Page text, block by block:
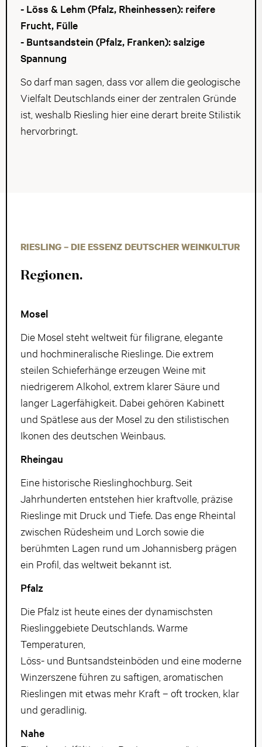
- Löss & Lehm (Pfalz, Rheinhessen): reifere
Frucht, Fülle
- Buntsandstein (Pfalz, Franken): salzige
Spannung
So darf man sagen, dass vor allem die geologische
Vielfalt Deutschlands einer der zentralen Gründe
ist, weshalb Riesling hier eine derart breite Stilistik
hervorbringt.
RIESLING – DIE ESSENZ DEUTSCHER WEINKULTUR
Regionen.
Mosel
Die Mosel steht weltweit für filigrane, elegante
und hochmineralische Rieslinge. Die extrem
steilen Schieferhänge erzeugen Weine mit
niedrigerem Alkohol, extrem klarer Säure und
langer Lagerfähigkeit. Dabei gehören Kabinett
und Spätlese aus der Mosel zu den stilistischen
Ikonen des deutschen Weinbaus.
Rheingau
Eine historische Rieslinghochburg. Seit
Jahrhunderten entstehen hier kraftvolle, präzise
Rieslinge mit Druck und Tiefe. Das enge Rheintal
zwischen Rüdesheim und Lorch sowie die
berühmten Lagen rund um Johannisberg prägen
ein Profil, das weltweit bekannt ist.
Pfalz
Die Pfalz ist heute eines der dynamischsten
Rieslinggebiete Deutschlands. Warme
Temperaturen,
Löss- und Buntsandsteinböden und eine moderne
Winzerszene führen zu saftigen, aromatischen
Rieslingen mit etwas mehr Kraft – oft trocken, klar
und geradlinig.
Nahe